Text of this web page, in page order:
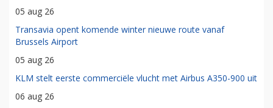
05 aug 26
Transavia opent komende winter nieuwe route vanaf
Brussels Airport
05 aug 26
KLM stelt eerste commerciële vlucht met Airbus A350-900 uit
06 aug 26